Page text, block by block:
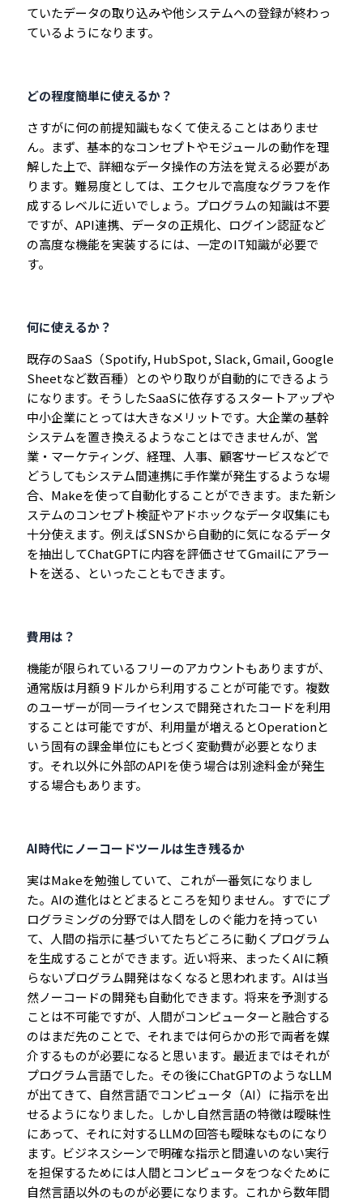
ていたデータの取り込みや他システムへの登録が終わっ
ているようになります。
どの程度簡単に使えるか？
さすがに何の前提知識もなくて使えることはありませ
ん。まず、基本的なコンセプトやモジュールの動作を理
解した上で、詳細なデータ操作の方法を覚える必要があ
ります。難易度としては、エクセルで高度なグラフを作
成するレベルに近いでしょう。プログラムの知識は不要
ですが、API連携、データの正規化、ログイン認証など
の高度な機能を実装するには、一定のIT知識が必要で
す。
何に使えるか？
既存のSaaS（Spotify, HubSpot, Slack, Gmail, Google
Sheetなど数百種）とのやり取りが自動的にできるよう
になります。そうしたSaaSに依存するスタートアップや
中小企業にとっては大きなメリットです。大企業の基幹
システムを置き換えるようなことはできませんが、営
業・マーケティング、経理、人事、顧客サービスなどで
どうしてもシステム間連携に手作業が発生するような場
合、Makeを使って自動化することができます。また新シ
ステムのコンセプト検証やアドホックなデータ収集にも
十分使えます。例えばSNSから自動的に気になるデータ
を抽出してChatGPTに内容を評価させてGmailにアラー
トを送る、といったこともできます。
費用は？
機能が限られているフリーのアカウントもありますが、
通常版は月額９ドルから利用することが可能です。複数
のユーザーが同一ライセンスで開発されたコードを利用
することは可能ですが、利用量が増えるとOperationと
いう固有の課金単位にもとづく変動費が必要となりま
す。それ以外に外部のAPIを使う場合は別途料金が発生
する場合もあります。
AI時代にノーコードツールは生き残るか
実はMakeを勉強していて、これが一番気になりまし
た。AIの進化はとどまるところを知りません。すでにプ
ログラミングの分野では人間をしのぐ能力を持ってい
て、人間の指示に基づいてたちどころに動くプログラム
を生成することができます。近い将来、まったくAIに頼
らないプログラム開発はなくなると思われます。AIは当
然ノーコードの開発も自動化できます。将来を予測する
ことは不可能ですが、人間がコンピューターと融合する
のはまだ先のことで、それまでは何らかの形で両者を媒
介するものが必要になると思います。最近まではそれが
プログラム言語でした。その後にChatGPTのようなLLM
が出てきて、自然言語でコンピュータ（AI）に指示を出
せるようになりました。しかし自然言語の特徴は曖昧性
にあって、それに対するLLMの回答も曖昧なものになり
ます。ビジネスシーンで明確な指示と間違いのない実行
を担保するためには人間とコンピュータをつなぐために
自然言語以外のものが必要になります。これから数年間